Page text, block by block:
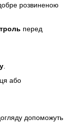
розвиненою
перед
.
або
допоможуть